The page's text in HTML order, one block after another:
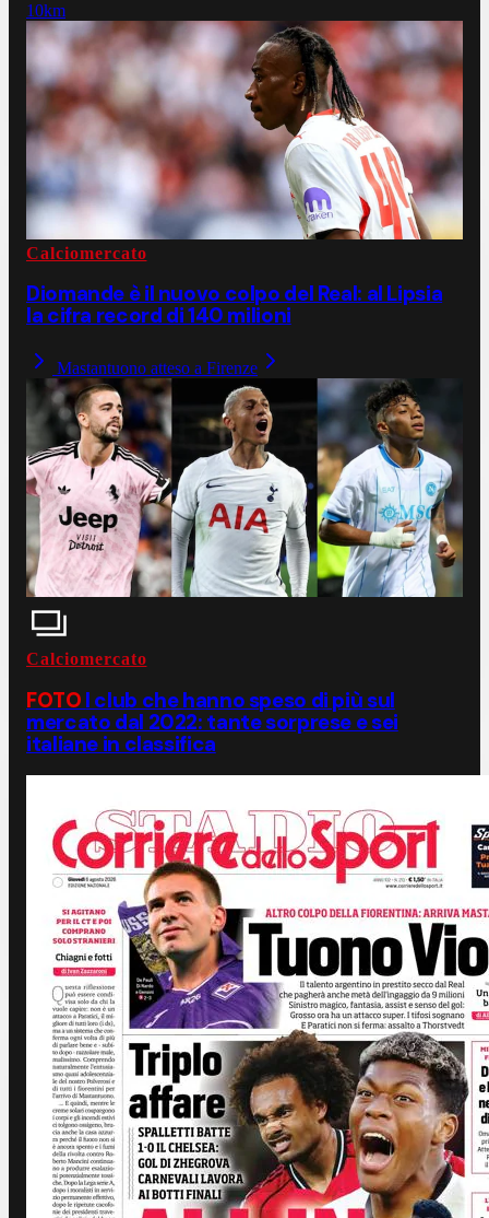
10km
Calciomercato
Diomande è il nuovo colpo del Real: al Lipsia
la cifra record di 140 milioni
Mastantuono atteso a Firenze
Calciomercato
FOTO I club che hanno speso di più sul
mercato dal 2022: tante sorprese e sei
italiane in classifica